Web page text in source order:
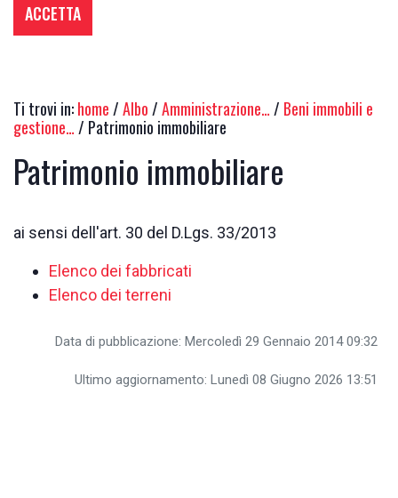
ACCETTA
Ti trovi in:home /Albo /Amministrazione… / Beni immobili e
gestione… / Patrimonio immobiliare
Patrimonio immobiliare
ai sensi dell'art. 30 del D.Lgs. 33/2013
Elenco dei fabbricati
Elenco dei terreni
Data di pubblicazione: Mercoledì 29 Gennaio 2014 09:32
Ultimo aggiornamento: Lunedì 08 Giugno 2026 13:51